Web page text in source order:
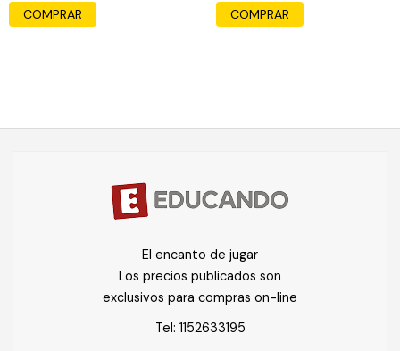
COMPRAR
El encanto de jugar
Los precios publicados son
exclusivos para compras on-line
Tel: 1152633195